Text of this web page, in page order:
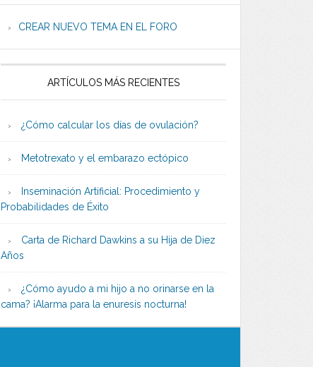
CREAR NUEVO TEMA EN EL FORO
ARTÍCULOS MÁS RECIENTES
¿Cómo calcular los días de ovulación?
Metotrexato y el embarazo ectópico
Inseminación Artificial: Procedimiento y
Probabilidades de Éxito
Carta de Richard Dawkins a su Hija de Diez
Años
¿Cómo ayudo a mi hijo a no orinarse en la
cama? ¡Alarma para la enuresis nocturna!